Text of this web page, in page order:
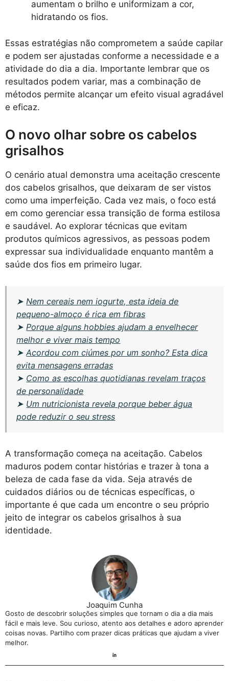
aumentam o brilho e uniformizam a cor,
hidratando os fios.
Essas estratégias não comprometem a saúde capilar
e podem ser ajustadas conforme a necessidade e a
atividade do dia a dia. Importante lembrar que os
resultados podem variar, mas a combinação de
métodos permite alcançar um efeito visual agradável
e eficaz.
O novo olhar sobre os cabelos
grisalhos
O cenário atual demonstra uma aceitação crescente
dos cabelos grisalhos, que deixaram de ser vistos
como uma imperfeição. Cada vez mais, o foco está
em como gerenciar essa transição de forma estilosa
e saudável. Ao explorar técnicas que evitam
produtos químicos agressivos, as pessoas podem
expressar sua individualidade enquanto mantêm a
saúde dos fios em primeiro lugar.
➤Nem cereais nem iogurte, esta ideia de
pequeno-almoço é rica em fibras
➤Porque alguns hobbies ajudam a envelhecer
melhor e viver mais tempo
➤Acordou com ciúmes por um sonho? Esta dica
evita mensagens erradas
➤ Como as escolhas quotidianas revelam traços
de personalidade
➤ Um nutricionista revela porque beber água
pode reduzir o seu stress
A transformação começa na aceitação. Cabelos
maduros podem contar histórias e trazer à tona a
beleza de cada fase da vida. Seja através de
cuidados diários ou de técnicas específicas, o
importante é que cada um encontre o seu próprio
jeito de integrar os cabelos grisalhos à sua
identidade.
Joaquim Cunha
Gosto de descobrir soluções simples que tornam o dia a dia mais
fácil e mais leve. Sou curioso, atento aos detalhes e adoro aprender
coisas novas. Partilho com prazer dicas práticas que ajudam a viver
melhor.